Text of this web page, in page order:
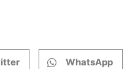
WhatsApp